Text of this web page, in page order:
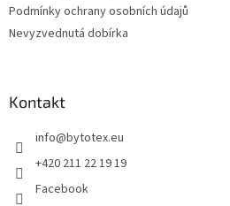
Podmínky ochrany osobních údajů
Nevyzvednutá dobírka
Kontakt
info@bytotex.eu
+420 211 22 19 19
Facebook